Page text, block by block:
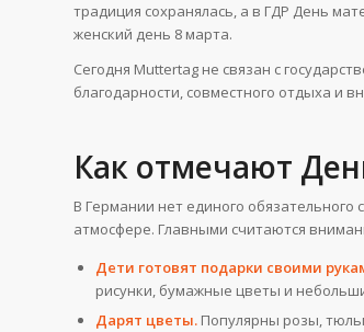
традиция сохранялась, а в ГДР День
женский день 8 марта.
Сегодня Muttertag не связан с
благодарности, совместного отдыха и
Как отмечают
В Германии нет единого
атмосфере. Главными считаются
Дети готовят подарки своими
рисунки, бумажные цветы и
Дарят цветы. Популярны розы,